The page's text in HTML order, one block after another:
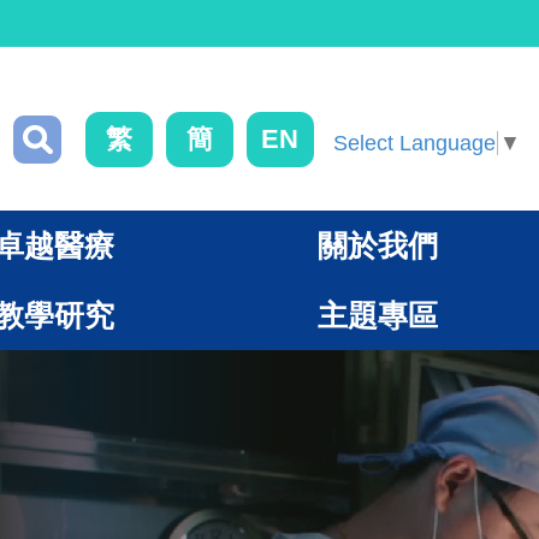
繁 簡 EN Select Language ▼
越醫療 關於我們
學研究 主題專區